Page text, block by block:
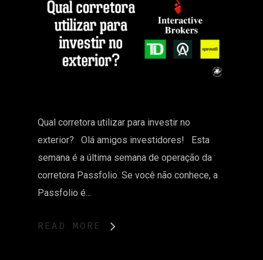
Qual corretora utilizar para investir no
exterior? Olá amigos investidores! Esta
semana é a última semana de operação da
corretora Passfolio. Se você não conhece, a
Passfolio é...
READ MORE